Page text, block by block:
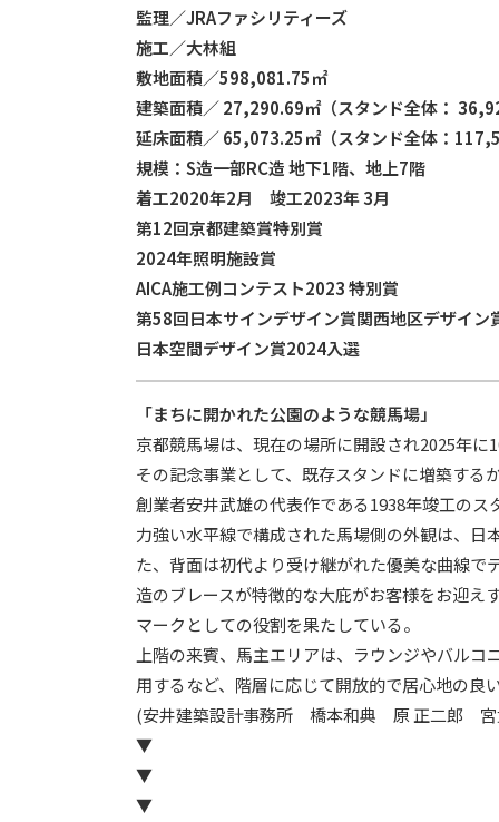
監理／JRAファシリティーズ
施工／大林組
敷地面積／598,081.75㎡
建築面積／ 27,290.69㎡（スタンド全体：
延床面積／ 65,073.25㎡（スタンド全体：
規模：S造一部RC造 地下1階、地上7階
着工2020年2月 竣工2023年 3月
第12回京都建築賞特別賞
2024年照明施設賞
AICA施工例コンテスト2023 特別賞
第58回日本サインデザイン賞関西地区デザイン
日本空間デザイン賞2024入選
「まちに開かれた公園のような競馬場」
京都競馬場は、現在の場所に開設され2025年に
その記念事業として、既存スタンドに増築する
創業者安井武雄の代表作である1938年竣工のス
力強い水平線で構成された馬場側の外観は、日
た、背面は初代より受け継がれた優美な曲線
造のブレースが特徴的な大庇がお客様をお迎え
マークとしての役割を果たしている。
上階の来賓、馬主エリアは、ラウンジやバル
用するなど、階層に応じて開放的で居心地の良
(安井建築設計事務所 橋本和典 原 正二郎
▼
▼
▼